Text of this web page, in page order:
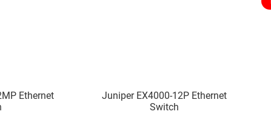
Ethernet
Juniper EX4000-12P Ethernet
Switch